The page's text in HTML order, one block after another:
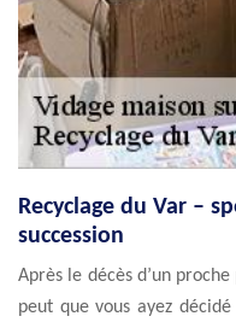
Recyclage du Var –
succession
Après le décès d’un
peut que vous ayez